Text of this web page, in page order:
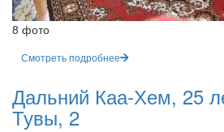
8 фото
Смотреть подробнее
Дальний Каа-Хем, 25
Тувы, 2